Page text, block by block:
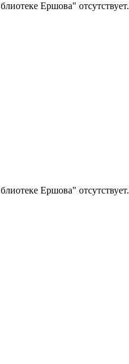
Ершова" отсутствует.
Ершова" отсутствует.